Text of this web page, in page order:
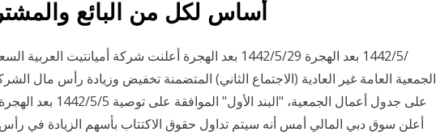
أساس لكل من البائع
الجمعية العامة غير العادية (الاجتماع الثاني) المتضمنة تخفيض وزيادة رأس مال
أعلن سوق دبي المالي أمس أنه سيتم تداول حقوق الاكتتاب بأسهم الزيادة في